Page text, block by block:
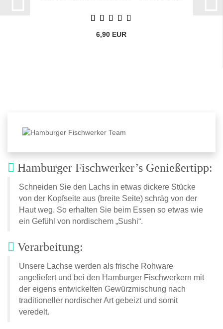
6,90 EUR
Hamburger Fischwerker’s Genießertipp:
Schneiden Sie den Lachs in etwas dickere Stücke
von der Kopfseite aus (breite Seite) schräg von der
Haut weg. So erhalten Sie beim Essen so etwas wie
ein Gefühl von nordischem „Sushi“.
Verarbeitung:
Unsere Lachse werden als frische Rohware
angeliefert und bei den Hamburger Fischwerkern mit
der eigens entwickelten Gewürzmischung nach
traditioneller nordischer Art gebeizt und somit
veredelt.